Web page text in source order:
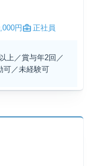
円 正社員
上／賞与年2回／
可／未経験可